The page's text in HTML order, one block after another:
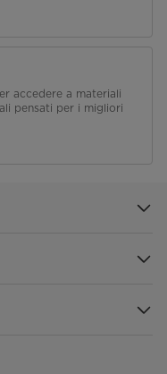
accedere a materiali
pensati per i migliori